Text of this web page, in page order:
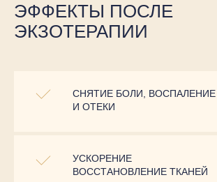
ЭФФЕКТЫ ПОСЛЕ
ЭКЗОТЕРАПИИ
СНЯТИЕ БОЛИ, ВОСПАЛЕНИЕ
И ОТЕКИ
УСКОРЕНИЕ
ВОССТАНОВЛЕНИЕ ТКАНЕЙ